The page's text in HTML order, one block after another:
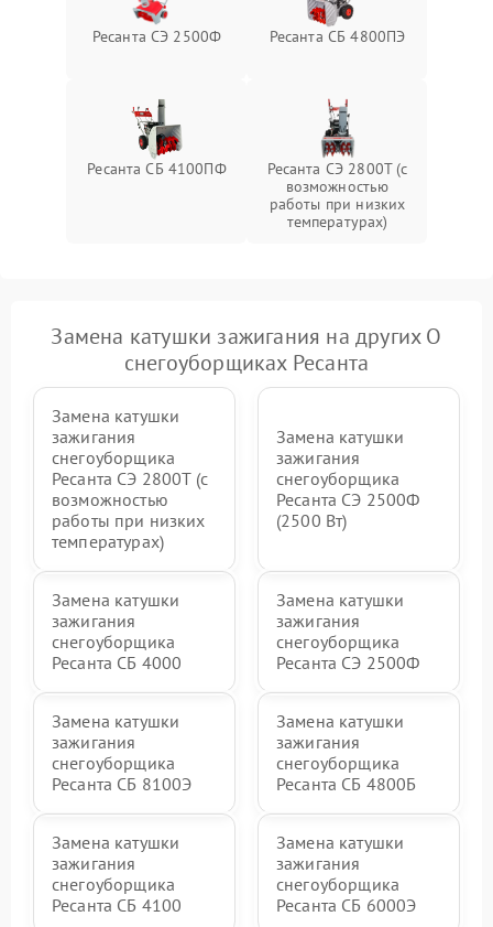
Неисправность системы
регулировки высоты
1000 ₽ Подробнее →
Ресанта СЭ 2500Ф Ресанта СБ 4800ПЭ
Ресанта СБ 4100ПФ
Ресанта СЭ 2800Т (с
возможностью
работы при низких
температурах)
Замена катушки зажигания на других О
снегоуборщиках Ресанта
Замена катушки
зажигания
снегоуборщика
Ресанта СЭ 2800Т (с
возможностью
работы при низких
температурах)
Замена катушки
зажигания
снегоуборщика
Ресанта СЭ 2500Ф
(2500 Вт)
Замена катушки
зажигания
снегоуборщика
Ресанта СБ 4000
Замена катушки
зажигания
снегоуборщика
Ресанта СЭ 2500Ф
Замена катушки
зажигания
снегоуборщика
Ресанта СБ 8100Э
Замена катушки
зажигания
снегоуборщика
Ресанта СБ 4800Б
Замена катушки
зажигания
снегоуборщика
Ресанта СБ 4100
Замена катушки
зажигания
снегоуборщика
Ресанта СБ 6000Э